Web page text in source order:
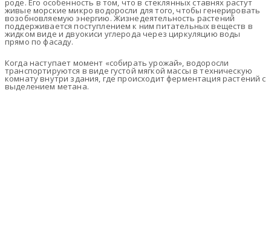
роде. Его особенность в том, что в стеклянных ставнях растут
живые морские микро водоросли для того, чтобы генерировать
возобновляемую энергию. Жизнедеятельность растений
поддерживается поступлением к ним питательных веществ в
жидком виде и двуокиси углерода через циркуляцию воды
прямо по фасаду.
Когда наступает момент «собирать урожай», водоросли
транспортируются в виде густой мягкой массы в техническую
комнату внутри здания, где происходит ферментация растений с
выделением метана.